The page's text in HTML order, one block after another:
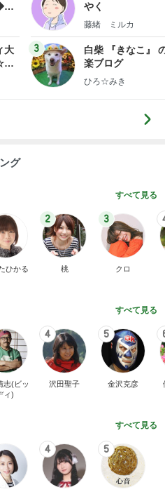
大
き
やく
藤緒 ミルカ
3
白柴 『きなこ』
楽ブログ
ひろ☆みき
グ
すべて見る
ひかる
2
桃
3
クロ
すべて見る
志(ビッ
ィ)
4
沢田聖子
5
金沢克彦
すべて見る
4 5